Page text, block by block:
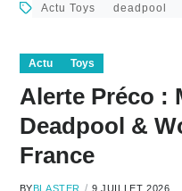
Actu Toys deadpool
Actu Toys
Alerte Préco :
Deadpool &
France
BY BLASTER 9 JUILLET 2026